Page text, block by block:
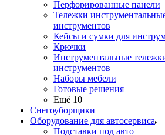
Перфорированные панели
Тележки
инструментов
Кейсы и сумки для
Крючки
Инструментальные
инструментов
Наборы мебели
Готовые решения
Ещё 10
Снегоуборщики
Оборудование для автосервиса
Подставки под авто